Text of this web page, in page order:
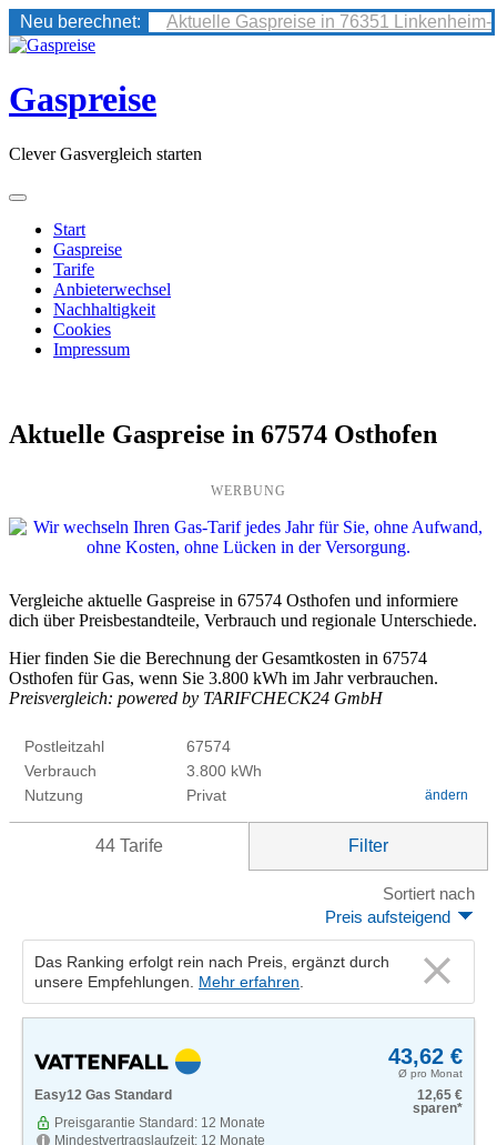
Neu berechnet:
Aktuelle Gaspreise in 76351 Linkenheim-
Skip
content
Gaspreise
Clever Gasvergleich starten
Start
Gaspreise
Tarife
Anbieterwechsel
Nachhaltigkeit
Cookies
Impressum
Aktuelle Gaspreise in 67574 Osthofen
WERBUNG
Vergleiche aktuelle Gaspreise in 67574 Osthofen und informiere
dich über Preisbestandteile, Verbrauch und regionale Unterschiede.
Hier finden Sie die Berechnung der Gesamtkosten in 67574
Osthofen für Gas, wenn Sie 3.800 kWh im Jahr verbrauchen.
Preisvergleich: powered by TARIFCHECK24 GmbH